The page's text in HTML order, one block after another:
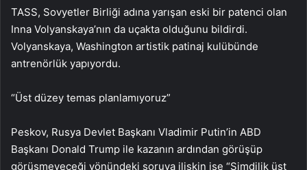
TASS, Sovyetler Birliği adına yarışan eski bir patenci olan
Inna Volyanskaya’nın da uçakta olduğunu bildirdi.
Volyanskaya, Washington artistik patinaj kulübünde
antrenörlük yapıyordu.
“Üst düzey temas planlamıyoruz”
Peskov, Rusya Devlet Başkanı Vladimir Putin’in ABD
Başkanı Donald Trump ile kazanın ardından görüşüp
görüşmeyeceği yönündeki soruya ilişkin ise “Şimdilik üst